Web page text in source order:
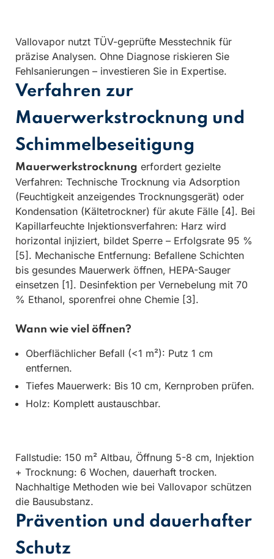
Vallovapor nutzt TÜV-geprüfte Messtechnik für
präzise Analysen. Ohne Diagnose riskieren Sie
Fehlsanierungen – investieren Sie in Expertise.
Verfahren zur
Mauerwerkstrocknung und
Schimmelbeseitigung
Mauerwerkstrocknung erfordert gezielte
Verfahren: Technische Trocknung via Adsorption
(Feuchtigkeit anzeigendes Trocknungsgerät) oder
Kondensation (Kältetrockner) für akute Fälle [4]. Bei
Kapillarfeuchte Injektionsverfahren: Harz wird
horizontal injiziert, bildet Sperre – Erfolgsrate 95 %
[5]. Mechanische Entfernung: Befallene Schichten
bis gesundes Mauerwerk öffnen, HEPA-Sauger
einsetzen [1]. Desinfektion per Vernebelung mit 70
% Ethanol, sporenfrei ohne Chemie [3].
Wann wie viel öffnen?
Oberflächlicher Befall (<1 m²): Putz 1 cm
entfernen.
Tiefes Mauerwerk: Bis 10 cm, Kernproben prüfen.
Holz: Komplett austauschbar.
Fallstudie: 150 m² Altbau, Öffnung 5-8 cm, Injektion
+ Trocknung: 6 Wochen, dauerhaft trocken.
Nachhaltige Methoden wie bei Vallovapor schützen
die Bausubstanz.
Prävention und dauerhafter
Schutz